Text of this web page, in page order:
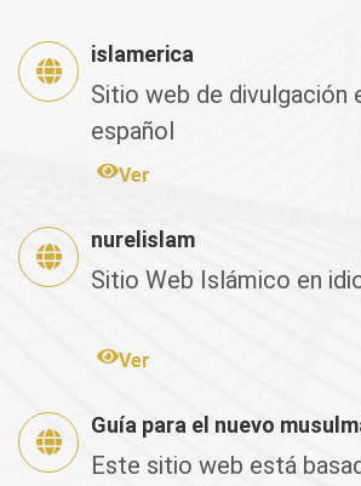
islamerica
Sitio web de divulgación
español
Ver
nurelislam
Sitio Web Islámico en
Ver
Guía para el nuevo
Este sitio web está